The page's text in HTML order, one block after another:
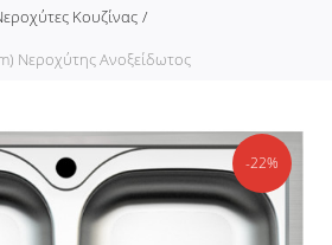
Κουζίνας
Νεροχύτης Ανοξείδωτος
-22%